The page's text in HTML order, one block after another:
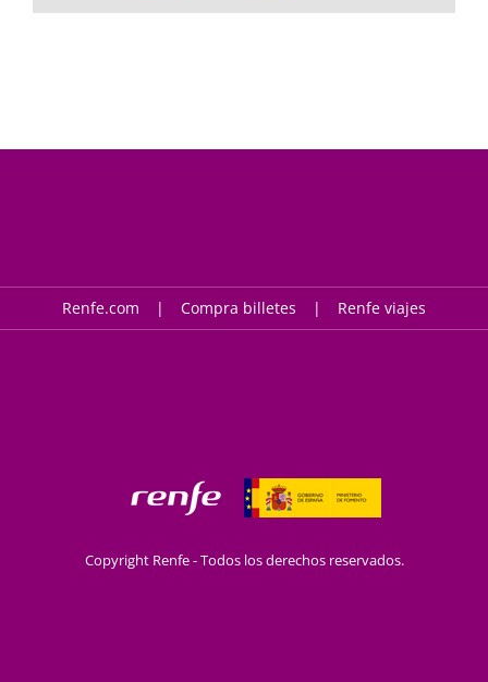
Renfe.com Compra billetes Renfe viajes
Copyright Renfe - Todos los derechos reservados.